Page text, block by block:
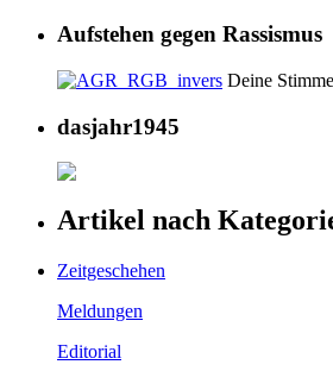
Aufstehen gegen Rassismus
Deine
dasjahr1945
Artikel nach
Zeitgeschehen
Meldungen
Editorial